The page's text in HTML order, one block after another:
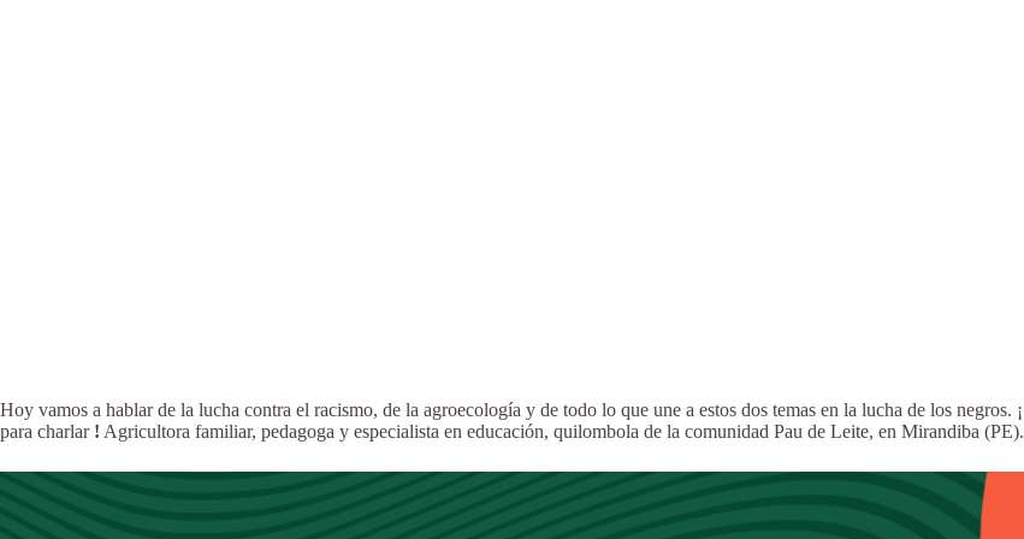
Hoy vamos a hablar de la lucha contra el racismo, de la agroecología y de todo lo que une a estos dos temas en la lucha de los negros. ¡
para charlar ! Agricultora familiar, pedagoga y especialista en educación, quilombola de la comunidad Pau de Leite, en Mirandiba (PE).